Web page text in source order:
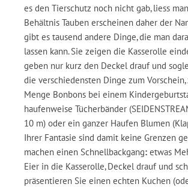
es den Tierschutz noch nicht gab, liess
Behältnis Tauben erscheinen daher der
gibt es tausend andere Dinge, die man
lassen kann. Sie zeigen die Kasserolle
geben nur kurz den Deckel drauf und
die verschiedensten Dinge zum Vorschein,
Menge Bonbons bei einem
haufenweise Tücherbänder
10 m) oder ein ganzer Haufen Blumen
Ihrer Fantasie sind damit keine Grenzen
machen einen Schnellbackgang: etwas
Eier in die Kasserolle, Deckel drauf und
präsentieren Sie einen echten Kuchen